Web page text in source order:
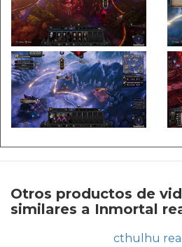
Otros productos de
similares a Inmortal
cthulhu